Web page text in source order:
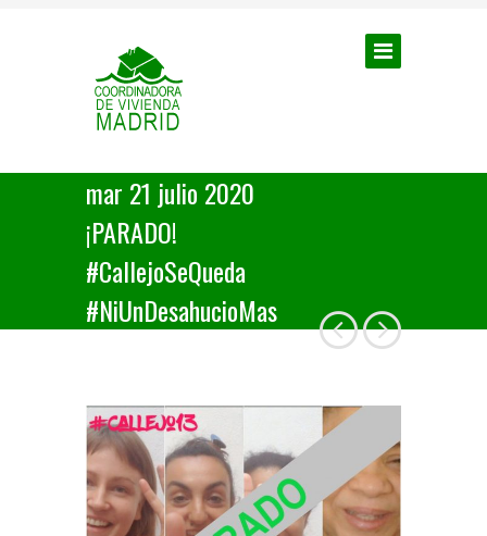
mar 21 julio 2020
¡PARADO!
#CallejoSeQueda
#NiUnDesahucioMas